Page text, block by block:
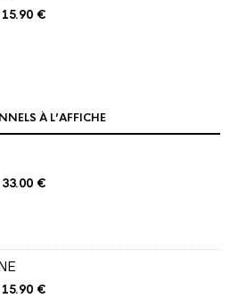
15.90 €
À L’AFFICHE
33.00 €
15.90 €